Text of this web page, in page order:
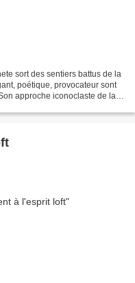
sort des sentiers battus de la
poétique, provocateur sont
approche iconoclaste de la